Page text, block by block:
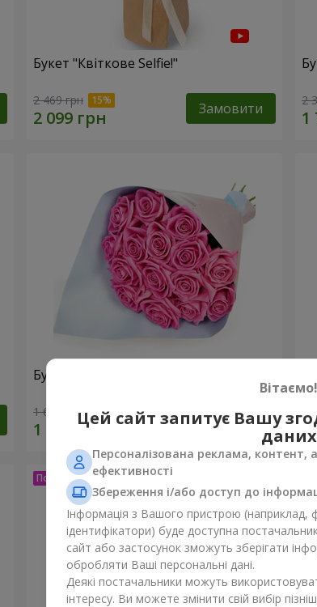
Букет "Квіткове Selfie!"
2 469 грн Замовити 2
Букет "15 рожевих троянд"
1 646 грн Замовити 1
Вітаємо!
Цей сайт запитує Вашу
даних
Персоналізована реклама, контент,
ефективності
Збереження і/або доступ до
Інформація з Вашого пристрою (наприклад,
ідентифікатори) буде доступна
сайт або застосунок зможуть зберігати
обробляти Ваші персональні дані.
Деякі постачальники можуть
інтересу. Ви можете змінити свій вибір